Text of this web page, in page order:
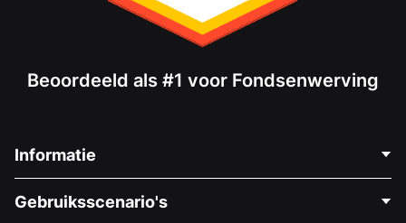
Beoordeeld als #1 voor Fondsenwerving
Informatie
Over Ons
Gebruiksscenario's